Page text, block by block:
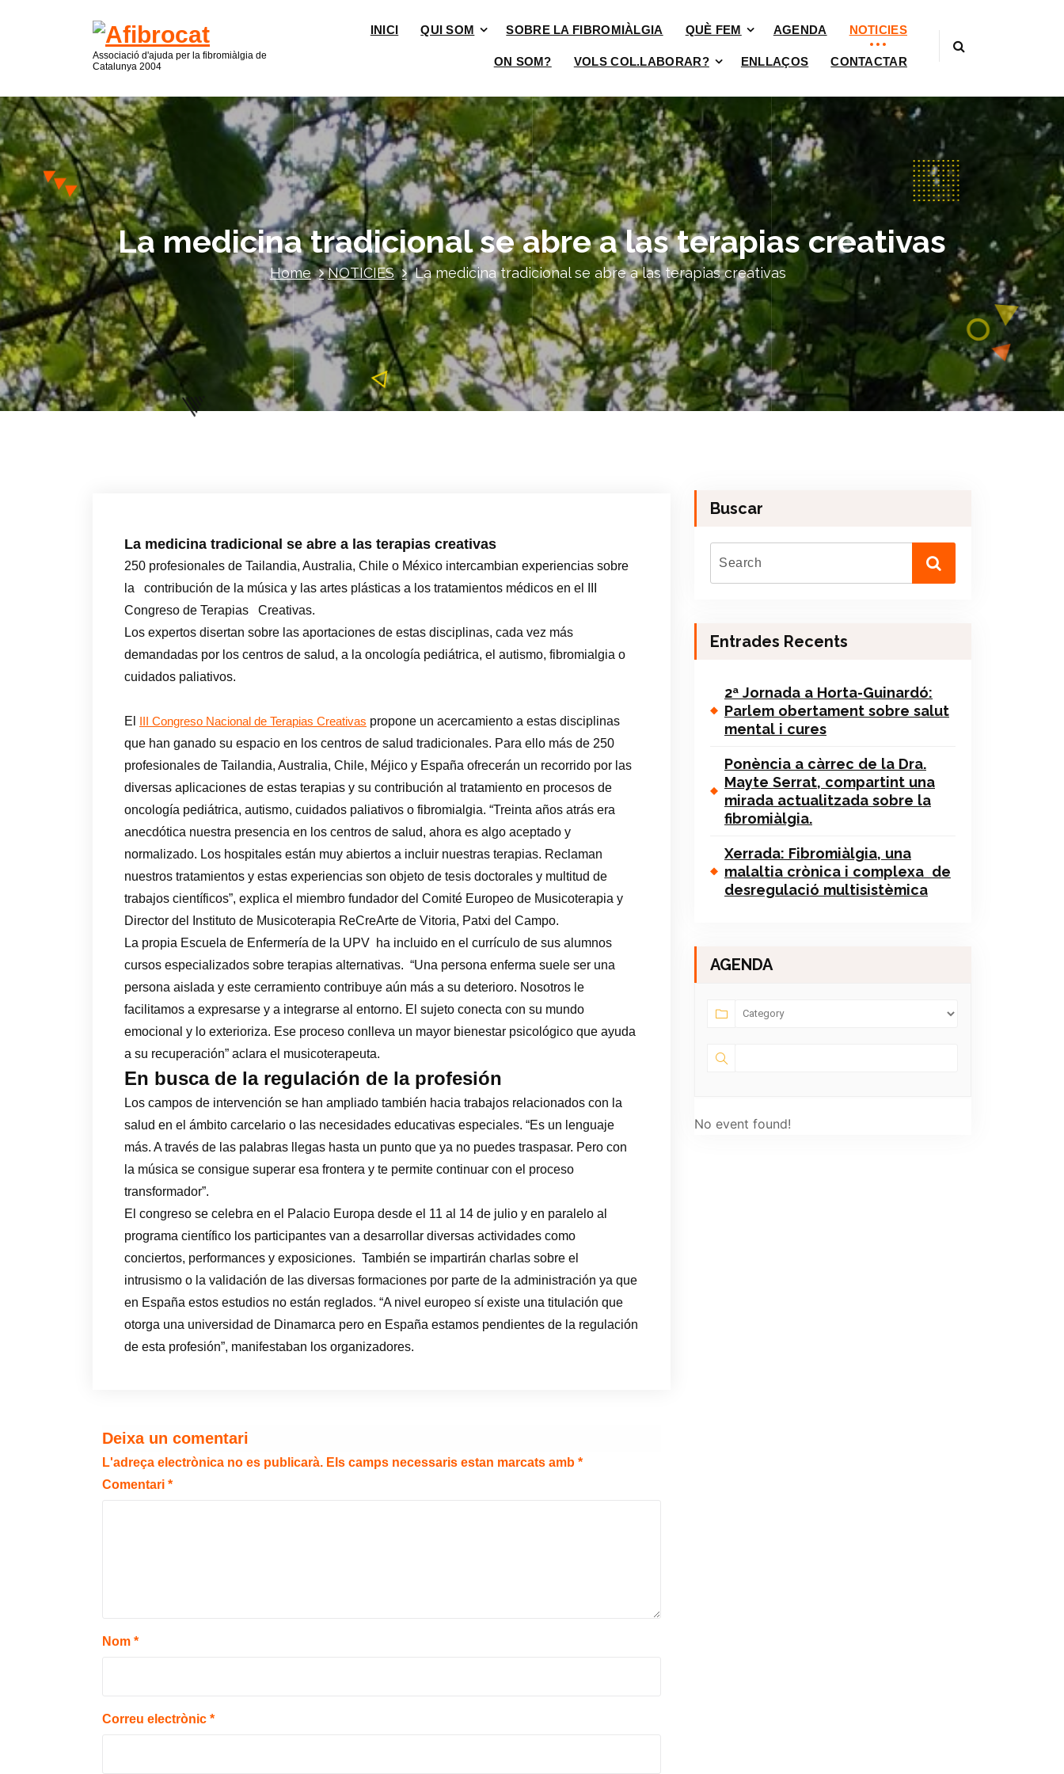
Associació d'ajuda per la fibromiàlgia de
Catalunya 2004
INICI QUI SOM SOBRE LA FIBROMIÀLGIA QUÈ FEM AGENDA NOTICIES
ON SOM? VOLS COL.LABORAR? ENLLAÇOS CONTACTAR
La medicina tradicional se abre a las terapias creativas
Home NOTICIES La medicina tradicional se abre a las terapias creativas
La medicina tradicional se abre a las terapias creativas
250 profesionales de Tailandia, Australia, Chile o México intercambian experiencias sobre
la contribución de la música y las artes plásticas a los tratamientos médicos en el III
Congreso de Terapias Creativas.
Los expertos disertan sobre las aportaciones de estas disciplinas, cada vez más
demandadas por los centros de salud, a la oncología pediátrica, el autismo, fibromialgia o
cuidados paliativos.
El III Congreso Nacional de Terapias Creativas propone un acercamiento a estas disciplinas
que han ganado su espacio en los centros de salud tradicionales. Para ello más de 250
profesionales de Tailandia, Australia, Chile, Méjico y España ofrecerán un recorrido por las
diversas aplicaciones de estas terapias y su contribución al tratamiento en procesos de
oncología pediátrica, autismo, cuidados paliativos o fibromialgia. “Treinta años atrás era
anecdótica nuestra presencia en los centros de salud, ahora es algo aceptado y
normalizado. Los hospitales están muy abiertos a incluir nuestras terapias. Reclaman
nuestros tratamientos y estas experiencias son objeto de tesis doctorales y multitud de
trabajos científicos”, explica el miembro fundador del Comité Europeo de Musicoterapia y
Director del Instituto de Musicoterapia ReCreArte de Vitoria, Patxi del Campo.
La propia Escuela de Enfermería de la UPV ha incluido en el currículo de sus alumnos
cursos especializados sobre terapias alternativas. “Una persona enferma suele ser una
persona aislada y este cerramiento contribuye aún más a su deterioro. Nosotros le
facilitamos a expresarse y a integrarse al entorno. El sujeto conecta con su mundo
emocional y lo exterioriza. Ese proceso conlleva un mayor bienestar psicológico que ayuda
a su recuperación” aclara el musicoterapeuta.
En busca de la regulación de la profesión
Los campos de intervención se han ampliado también hacia trabajos relacionados con la
salud en el ámbito carcelario o las necesidades educativas especiales. “Es un lenguaje
más. A través de las palabras llegas hasta un punto que ya no puedes traspasar. Pero con
la música se consigue superar esa frontera y te permite continuar con el proceso
transformador”.
El congreso se celebra en el Palacio Europa desde el 11 al 14 de julio y en paralelo al
programa científico los participantes van a desarrollar diversas actividades como
conciertos, performances y exposiciones. También se impartirán charlas sobre el
intrusismo o la validación de las diversas formaciones por parte de la administración ya que
en España estos estudios no están reglados. “A nivel europeo sí existe una titulación que
otorga una universidad de Dinamarca pero en España estamos pendientes de la regulación
de esta profesión”, manifestaban los organizadores.
Deixa un comentari
L'adreça electrònica no es publicarà. Els camps necessaris estan marcats amb *
Comentari *
Nom *
Correu electrònic *
Buscar
Entrades Recents
2ª Jornada a Horta-Guinardó:
Parlem obertament sobre salut
mental i cures
Ponència a càrrec de la Dra.
Mayte Serrat, compartint una
mirada actualitzada sobre la
fibromiàlgia.
Xerrada: Fibromiàlgia, una
malaltia crònica i complexa de
desregulació multisistèmica
AGENDA
No event found!